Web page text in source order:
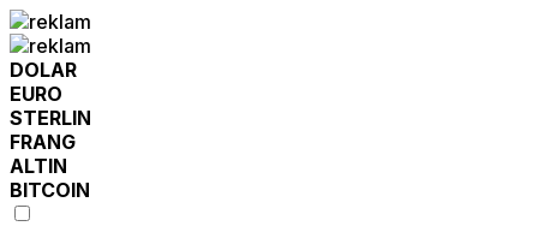
DOLAR
EURO
STERLIN
FRANG
ALTIN
BITCOIN